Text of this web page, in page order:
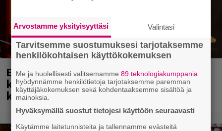
Eppu Normaali soitti viimeisen
keikkansa – nämä kappaleet sillä
kuultiin
Arvostamme yksityisyyttäsi Valintasi
Tarvitsemme suostumuksesi tarjotaksemme
henkilökohtaisen käyttökokemuksen
Me ja huolellisesti valitsemamme89 teknologiakumppania
hyödynnämme henkilötietoja tarjotaksemme paremman
käyttäjäkokemuksen sekä kohdentaaksemme sisältöä ja
mainoksia.
Hyväksymällä suostut tietojesi käyttöön seuraavasti
Käytämme laitetunnisteita ja tallennamme evästeitä